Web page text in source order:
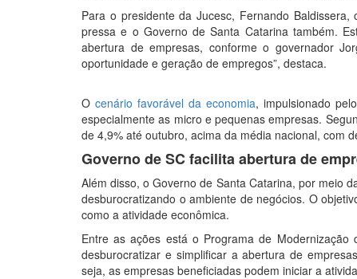
Para o presidente da Jucesc, Fernando
pressa e o Governo de Santa Catarina também.
abertura de empresas, conforme o governador
oportunidade e geração de empregos”, destaca.
O cenário favorável da economia, impulsionado
especialmente as micro e pequenas empresas.
de 4,9% até outubro, acima da média nacional, com
Governo de SC facilita abertura de
Além disso, o Governo de Santa Catarina, por meio
desburocratizando o ambiente de negócios. O
como a atividade econômica.
Entre as ações está o Programa de
desburocratizar e simplificar a abertura de
seja, as empresas beneficiadas podem iniciar a